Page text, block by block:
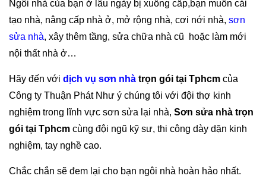
Ngôi nhà của bạn ở lâu ngày bị xuống cấp,bạn muốn cải
tạo nhà, nâng cấp nhà ở, mở rộng nhà, cơi nới nhà, sơn
sửa nhà, xây thêm tầng, sửa chữa nhà cũ hoặc làm mới
nội thất nhà ở…
Hãy đến với dịch vụ sơn nhà trọn gói tại Tphcm của
Công ty Thuận Phát Như ý chúng tôi với đội thợ kinh
nghiệm trong lĩnh vực sơn sửa lại nhà, Sơn sửa nhà trọn
gói tại Tphcm cùng đội ngũ kỹ sư, thi công dày dặn kinh
nghiệm, tay nghề cao.
Chắc chắn sẽ đem lại cho bạn ngôi nhà hoàn hảo nhất.